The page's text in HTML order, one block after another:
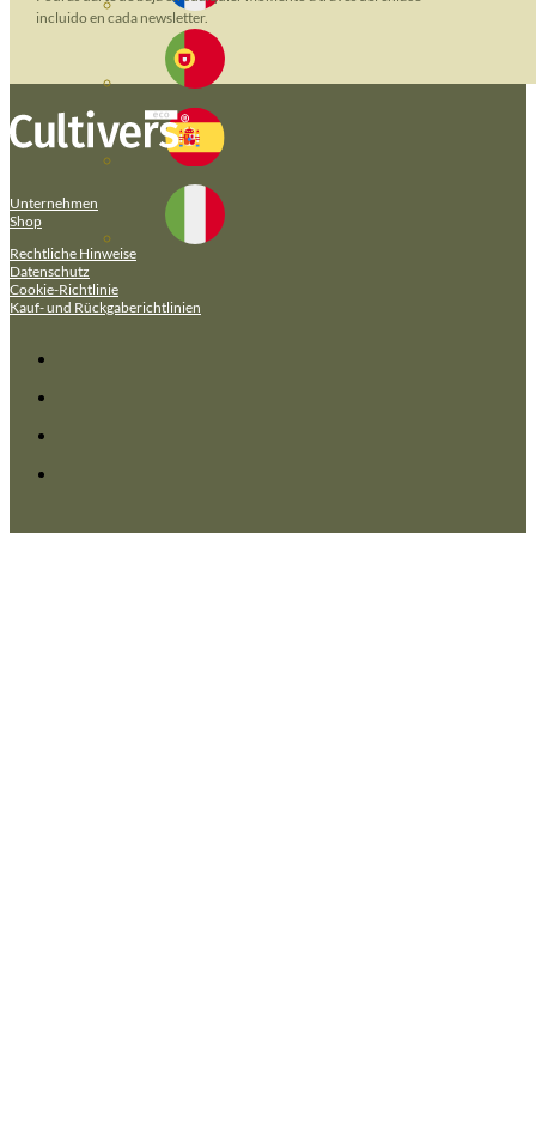
incluido en cada newsletter.
Unternehmen
Shop
Rechtliche Hinweise
Datenschutz
Cookie-Richtlinie
Kauf- und Rückgaberichtlinien